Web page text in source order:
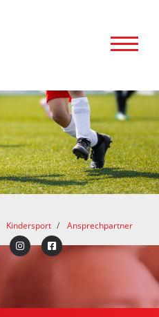
Kindersport Ansprechpartner